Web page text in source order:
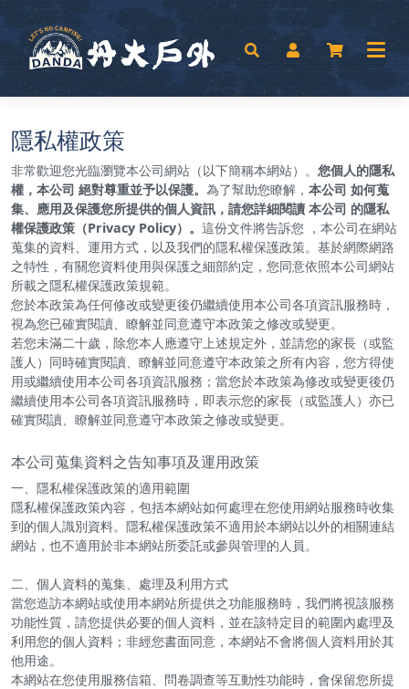
隱私權政策
非常歡迎您光臨瀏覽本公司網站（以下簡稱本網站）。 您個人的隱私
權，本公司 絕對尊重並予以保護。 為了幫助您瞭解， 本公司 如何蒐
集、應用及保護您所提供的個人資訊，請您詳細閱讀 本公司 的隱私
權保護政策（Privacy Policy）。 這份文件將告訴您 ，本公司在網站
蒐集的資料、運用方式，以及我們的隱私權保護政策。基於網際網路
之特性，有關您資料使用與保護之細部約定，您同意依照本公司網站
所載之隱私權保護政策規範。
您於本政策為任何修改或變更後仍繼續使用本公司各項資訊服務時，
視為您已確實閱讀、瞭解並同意遵守本政策之修改或變更。
若您未滿二十歲，除您本人應遵守上述規定外，並請您的家長（或監
護人）同時確實閱讀、瞭解並同意遵守本政策之所有內容，您方得使
用或繼續使用本公司各項資訊服務；當您於本政策為修改或變更後仍
繼續使用本公司各項資訊服務時，即表示您的家長（或監護人）亦已
確實閱讀、瞭解並同意遵守本政策之修改或變更。
本公司蒐集資料之告知事項及運用政策
一、隱私權保護政策的適用範圍
隱私權保護政策內容，包括本網站如何處理在您使用網站服務時收集
到的個人識別資料。隱私權保護政策不適用於本網站以外的相關連結
網站，也不適用於非本網站所委託或參與管理的人員。
二、個人資料的蒐集、處理及利用方式
當您造訪本網站或使用本網站所提供之功能服務時，我們將視該服務
功能性質，請您提供必要的個人資料，並在該特定目的範圍內處理及
利用您的個人資料；非經您書面同意，本網站不會將個人資料用於其
他用途。
本網站在您使用服務信箱、問卷調查等互動性功能時，會保留您所提